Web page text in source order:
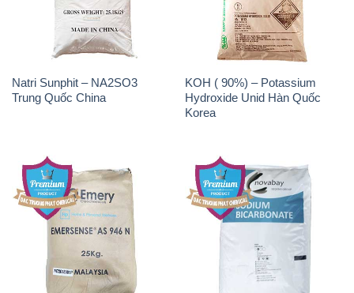
Natri Sunphit – NA2SO3
Trung Quốc China
KOH ( 90%) – Potassium
Hydroxide Unid Hàn Quốc
Korea